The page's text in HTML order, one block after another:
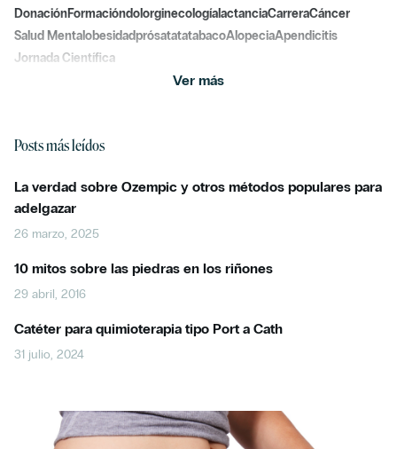
DonaciónFormacióndolorginecologíalactanciaCarreraCáncer
Salud MentalobesidadprósatatatabacoAlopeciaApendicitis
Jornada Científica
Ver más
Posts más leídos
La verdad sobre Ozempic y otros métodos populares para
adelgazar
26 marzo, 2025
10 mitos sobre las piedras en los riñones
29 abril, 2016
Catéter para quimioterapia tipo Port a Cath
31 julio, 2024